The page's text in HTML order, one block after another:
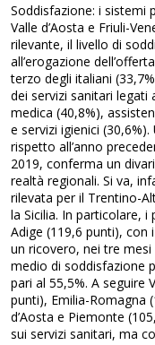
Soddisfazione: i sistemi
Valle d’Aosta e Friuli-
rilevante, il livello di
all’erogazione
terzo degli italiani
dei servizi sanitari legati
medica (40,8%),
e servizi igienici
rispetto all’anno
2019, conferma un
realtà regionali. Si va,
rilevata per il Trentino-
la Sicilia. In particolare, i
Adige (119,6 punti),
un ricovero, nei tre mesi
medio di soddisfazione
pari al 55,5%. A seguire
punti), Emilia-Romagna
d’Aosta e Piemonte
sui servizi sanitari, ma